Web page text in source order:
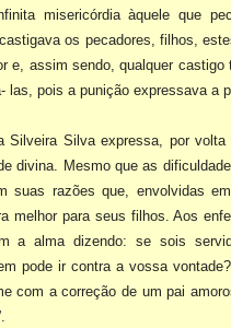
misericórdia àquele que
os pecadores, filhos,
e, assim sendo, qualquer castigo
las, pois a punição expressava a
Silveira Silva expressa, porvolta
divina. Mesmo que as
suas razões que, envolvidas
melhor para seus filhos. Aos
a alma dizendo: se sois
pode ir contra a vossa
com a correção de um pai